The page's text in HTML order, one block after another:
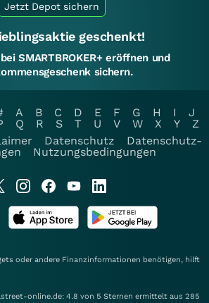
Jetzt Depot sichern
geschenkt!
SMARTBROKER+ eröffnen und
sichern.
A B C D E F G H I
J
Q R S T U V W X Y
Z
Datenschutz
Datenschutz-
Nutzungsbedingungen
oder andere Finanzinformationen benötigen, hilft
online.de: 4.8 von 5 Sternen ermittelt aus 285